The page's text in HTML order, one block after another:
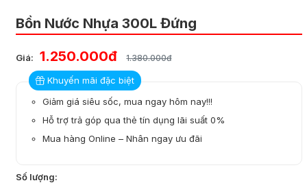
Bồn Nước Nhựa 300L Đứng
Giá: 1.250.000đ 1.380.000đ
Khuyến mãi đặc biệt
Giảm giá siêu sốc, mua ngay hôm nay!!!
Hỗ trợ trả góp qua thẻ tín dụng lãi suất 0%
Mua hàng Online – Nhân ngay ưu đãi
Số lượng: